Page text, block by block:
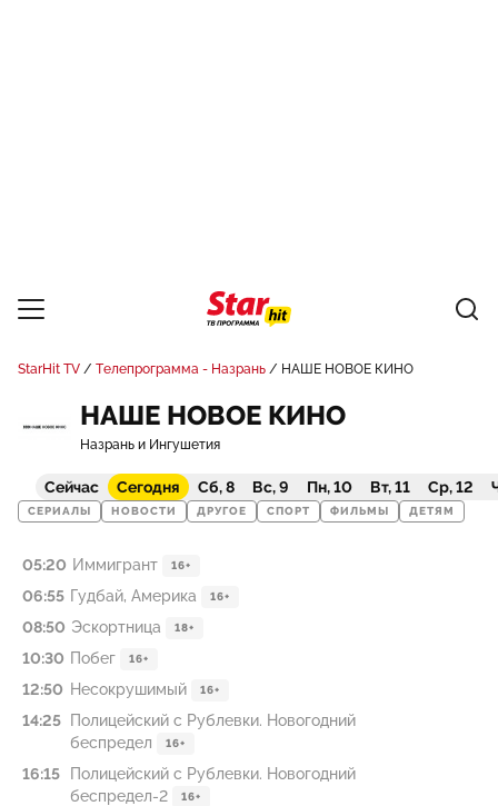
StarHit TV Телепрограмма - Назрань НАШЕ НОВОЕ КИНО
НАШЕ НОВОЕ КИНО
Назрань и Ингушетия
Сейчас Сегодня Сб, 8 Вс, 9 Пн, 10 Вт, 11 Ср, 12
СЕРИАЛЫ НОВОСТИ ДРУГОЕ СПОРТ ФИЛЬМЫ ДЕТЯМ
05:20 Иммигрант 16+
06:55 Гудбай, Америка 16+
08:50 Эскортница 18+
10:30 Побег 16+
12:50 Несокрушимый 16+
14:25
Полицейский с Рублевки. Новогодний
беспредел
16+
16:15
Полицейский с Рублевки. Новогодний
беспредел-2
16+